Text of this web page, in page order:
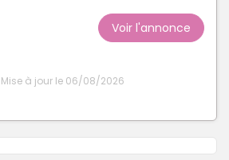
Voir l'annonce
Mise à jour le 06/08/2026